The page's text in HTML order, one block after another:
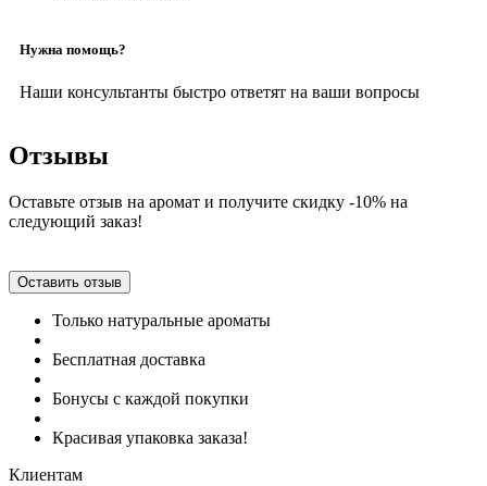
Нужна помощь?
Наши консультанты быстро ответят на ваши вопросы
Отзывы
Оставьте отзыв на аромат и получите скидку -10% на
следующий заказ!
Оставить отзыв
Только натуральные ароматы
Бесплатная доставка
Бонусы с каждой покупки
Красивая упаковка заказа!
Клиентам